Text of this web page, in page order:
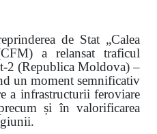
de Stat „Calea
a relansat traficul
2 (Republica Moldova) –
un moment semnificativ
a infrastructurii feroviare
și în valorificarea